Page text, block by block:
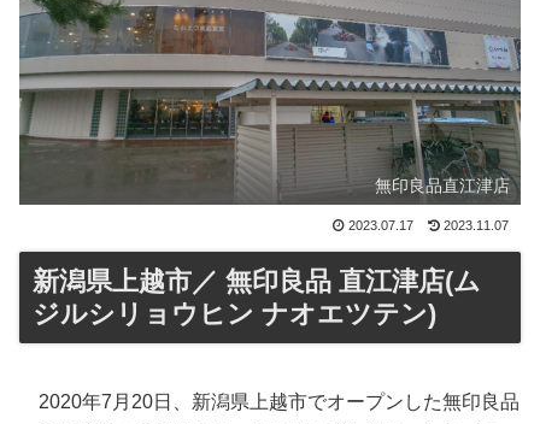
無印良品直江津店
2023.07.17 2023.11.07
新潟県上越市／ 無印良品 直江津店(ム
ジルシリョウヒン ナオエツテン)
2020年7月20日、新潟県上越市でオープンした無印良品